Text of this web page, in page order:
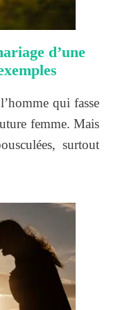
d’une
qui fasse
femme. Mais
surtout